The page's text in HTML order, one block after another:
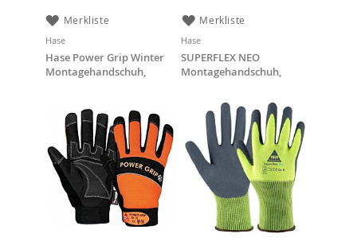
Merkliste Merkliste
Hase
Hase Power Grip Winter
Montagehandschuh,
Hase
SUPERFLEX NEO
Montagehandschuh,
neon-grün/grau, Größe 8